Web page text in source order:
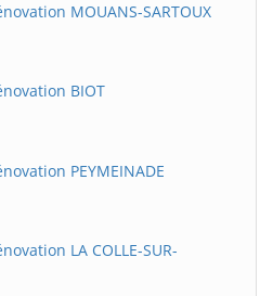
MOUANS-SARTOUX
BIOT
PEYMEINADE
LA COLLE-SUR-